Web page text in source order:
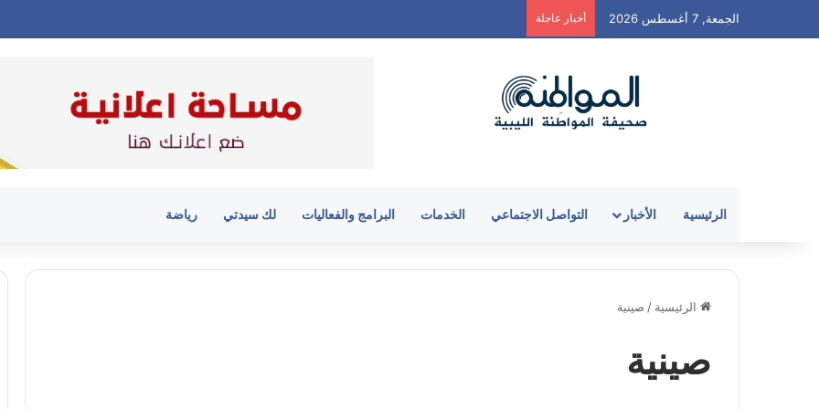
الجمعة, 7 أغسطس 2026 أخبار عاجلة
الرئيسية الأخبار التواصل الاجتماعي الخدمات البرامج والفعاليات لك سيدتي رياضة
الرئيسية / صينية
صينية